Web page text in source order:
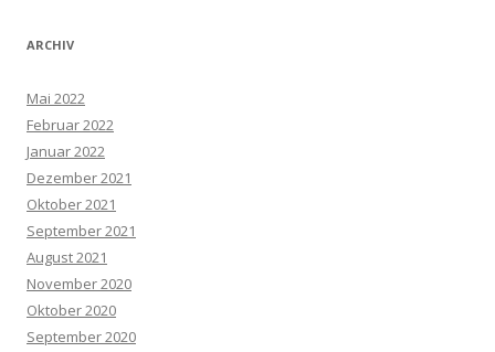
ARCHIV
Mai 2022
Februar 2022
Januar 2022
Dezember 2021
Oktober 2021
September 2021
August 2021
November 2020
Oktober 2020
September 2020